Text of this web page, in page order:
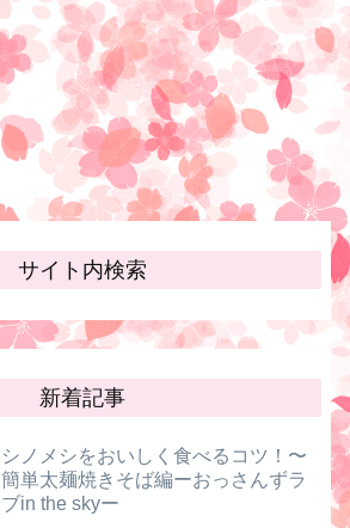
サイト内検索
新着記事
シノメシをおいしく食べるコツ！〜
簡単太麺焼きそば編ーおっさんずラ
ブin the skyー